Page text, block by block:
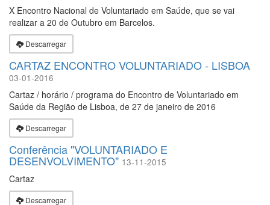
X Encontro Nacional de Voluntariado em Saúde, que se vai
realizar a 20 de Outubro em Barcelos.
Descarregar
CARTAZ ENCONTRO VOLUNTARIADO - LISBOA
03-01-2016
Cartaz / horário / programa do Encontro de Voluntariado em
Saúde da Região de Lisboa, de 27 de janeiro de 2016
Descarregar
Conferência "VOLUNTARIADO E
DESENVOLVIMENTO" 13-11-2015
Cartaz
Descarregar